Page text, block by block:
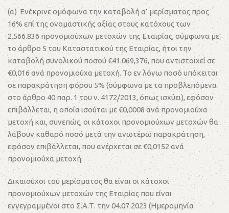
(α) Ενέκρινε ομόφωνα την καταβολή α’ μερίσματος προς
16% επί της ονομαστικής αξίας στους κατόχους των
2.566.836 προνομιούχων μετοχών της Εταιρίας, σύμφωνα με
το άρθρο 5 του Καταστατικού της Εταιρίας, ήτοι την
καταβολή συνολικού ποσού €41.069,376, που αντιστοιχεί σε
€0,016 ανά προνομιούχα μετοχή. Το εν λόγω ποσό υπόκειται
σε παρακράτηση φόρου 5% (σύμφωνα με τα προβλεπόμενα
στο άρθρο 40 παρ. 1 του ν. 4172/2013, όπως ισχύει), εφόσον
επιβάλλεται, η οποία ισούται με €0,0008 ανά προνομιούχα
μετοχή και, συνεπώς, οι κάτοχοι προνομιούχων μετοχών θα
λάβουν καθαρό ποσό μετά την ανωτέρω παρακράτηση,
εφόσον επιβάλλεται, που ανέρχεται σε €0,0152 ανά
προνομιούχα μετοχή.
Δικαιούχοι του μερίσματος θα είναι οι κάτοχοι
προνομιούχων μετοχών της Εταιρίας που είναι
εγγεγραμμένοι στο Σ.Α.Τ. την 04.07.2023 (Ημερομηνία